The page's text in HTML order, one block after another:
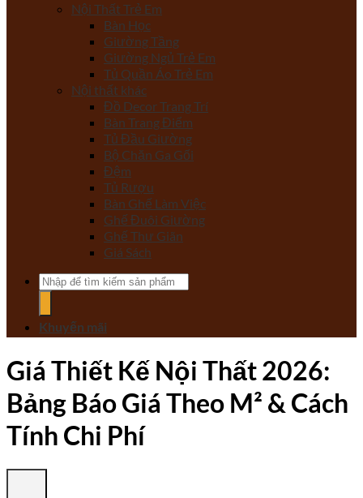
Nội Thất Trẻ Em
Bàn Học
Giường Tầng
Giường Ngủ Trẻ Em
Tủ Quần Áo Trẻ Em
Nội thất khác
Đồ Decor Trang Trí
Bàn Trang Điểm
Tủ Đầu Giường
Bộ Chăn Ga Gối
Đệm
Tủ Rượu
Bàn Ghế Làm Việc
Ghế Đuôi Giường
Ghế Thư Giãn
Giá Sách
Tìm
kiếm:
Khuyến mãi
Giá Thiết Kế Nội Thất 2026:
Bảng Báo Giá Theo M² & Cách
Tính Chi Phí